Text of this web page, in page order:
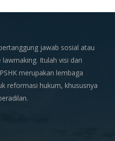
jawab sosial atau
Itulah visi dari
merupakan lembaga
reformasi hukum, khususnya